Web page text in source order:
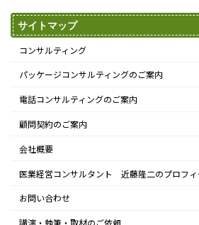
サイトマップ
コンサルティング
パッケージコンサルティングのご案内
電話コンサルティングのご案内
顧問契約のご案内
会社概要
医業経営コンサルタント 近藤隆二のプロフィ
お問い合わせ